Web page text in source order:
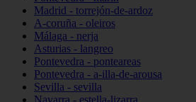
Madrid - torrejón-de-ardoz
A-coruña - oleiros
Málaga - nerja
Asturias - langreo
Pontevedra - ponteareas
Pontevedra - a-illa-de-arousa
Sevilla - sevilla
Navarra - estella-lizarra